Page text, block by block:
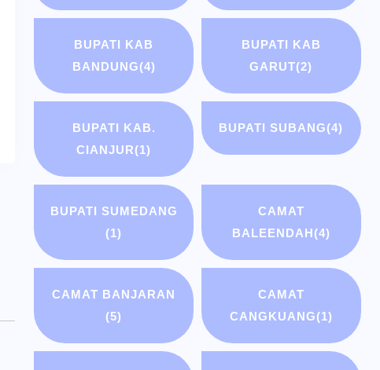
BUPATI KAB
BANDUNG(4)
BUPATI KAB
GARUT(2)
BUPATI KAB.
CIANJUR(1)
BUPATI SUBANG(4)
BUPATI SUMEDANG
(1)
CAMAT
BALEENDAH(4)
CAMAT BANJARAN
(5)
CAMAT
CANGKUANG(1)